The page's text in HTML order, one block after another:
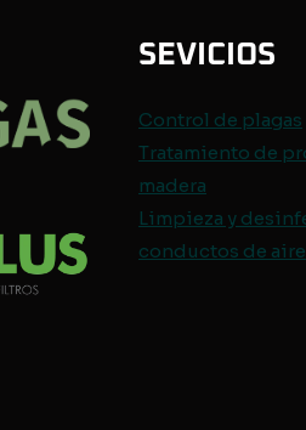
SEVICIOS
Control de plagas
Tratamiento de
madera
Limpieza y
conductos de aire